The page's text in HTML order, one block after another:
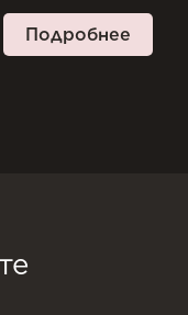
Подробнее